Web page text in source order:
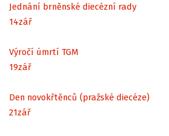
Jednání brněnské diecézní rady
14zář
Výročí úmrtí TGM
19zář
Den novokřtěnců (pražské diecéze)
21zář